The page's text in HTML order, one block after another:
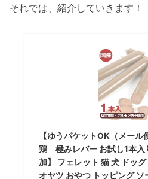
それでは、紹介していきます！
【ゆうパケットOK（メー
鶏 極みレバー お試し1本入
加】 フェレット 猫 犬 ドッ
オヤツ おやつ トッピング ソ